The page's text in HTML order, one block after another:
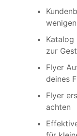
Katalog
zur
Flyer
deines
Flyer
achten